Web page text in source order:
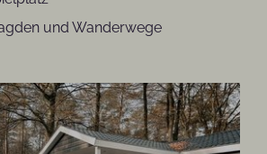
und Wanderwege